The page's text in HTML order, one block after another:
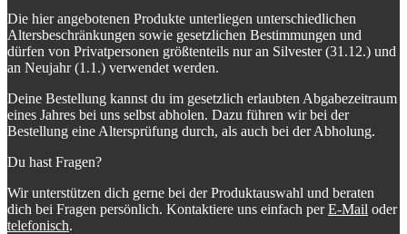
Die hier angebotenen Produkte unterliegen unterschiedlichen
Altersbeschränkungen sowie gesetzlichen Bestimmungen und
dürfen von Privatpersonen größtenteils nur an Silvester (31.12.) und
an Neujahr (1.1.) verwendet werden.
Deine Bestellung kannst du im gesetzlich erlaubten Abgabezeitraum
eines Jahres bei uns selbst abholen. Dazu führen wir bei der
Bestellung eine Altersprüfung durch, als auch bei der Abholung.
Du hast Fragen?
Wir unterstützen dich gerne bei der Produktauswahl und beraten
dich bei Fragen persönlich. Kontaktiere uns einfach perE-Mail oder
telefonisch.